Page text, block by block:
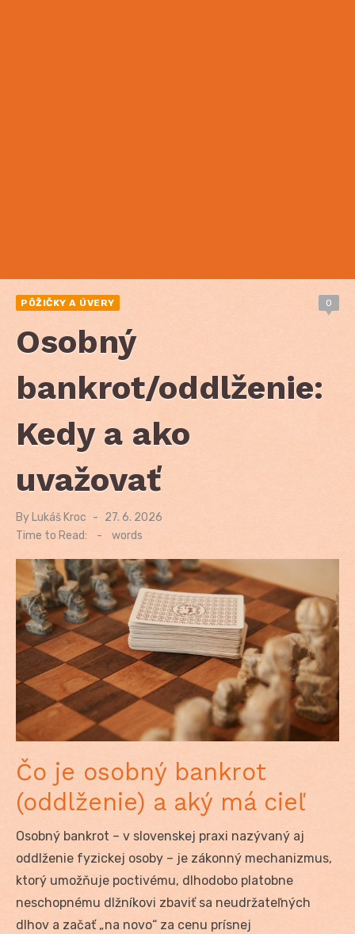
PÔŽIČKY A ÚVERY 0
Osobný
bankrot/oddlženie:
Kedy a ako
uvažovať
By Lukáš Kroc
Posted
on
27. 6. 2026
Time to Read:
- words
Čo je osobný bankrot
(oddlženie) a aký má cieľ
Osobný bankrot – v slovenskej praxi nazývaný aj
oddlženie fyzickej osoby – je zákonný mechanizmus,
ktorý umožňuje poctivému, dlhodobo platobne
neschopnému dlžníkovi zbaviť sa neudržateľných
dlhov a začať „na novo“ za cenu prísnej